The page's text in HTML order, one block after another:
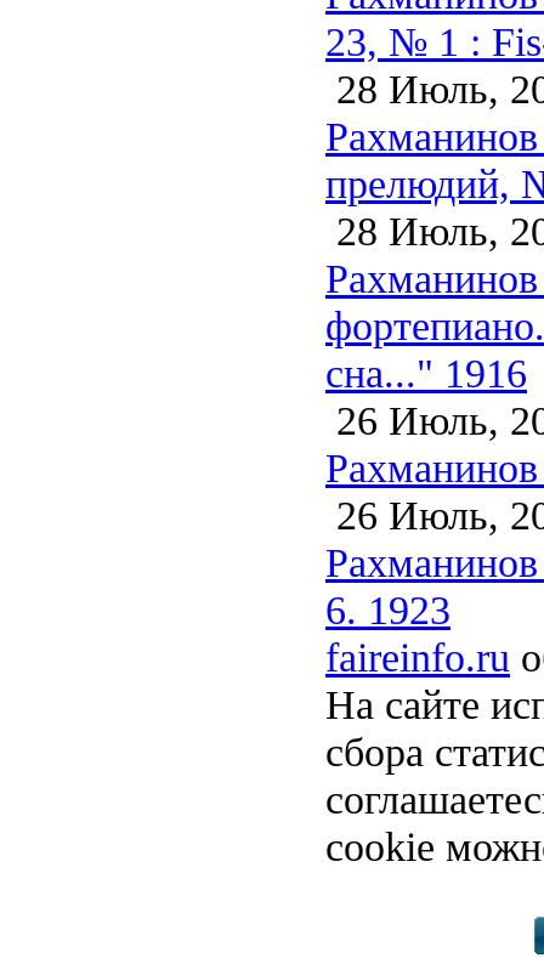
23, № 1 :
28 Июль,
прелюдий,
28 Июль,
сна..." 1916
26 Июль,
26 Июль,
6. 1923
faireinfo.ru
На сайте
сбора
cookie